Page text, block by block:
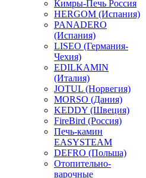
Кимры-Печь Россия
HERGOM (Испания)
PANADERO
(Испания)
LISEO (Германия-
Чехия)
EDILKAMIN
(Италия)
JOTUL (Норвегия)
MORSO (Дания)
KEDDY (Швеция)
FireBird (Россия)
Печь-камин
EASYSTEAM
DEFRO (Польша)
Отопительно-
варочные